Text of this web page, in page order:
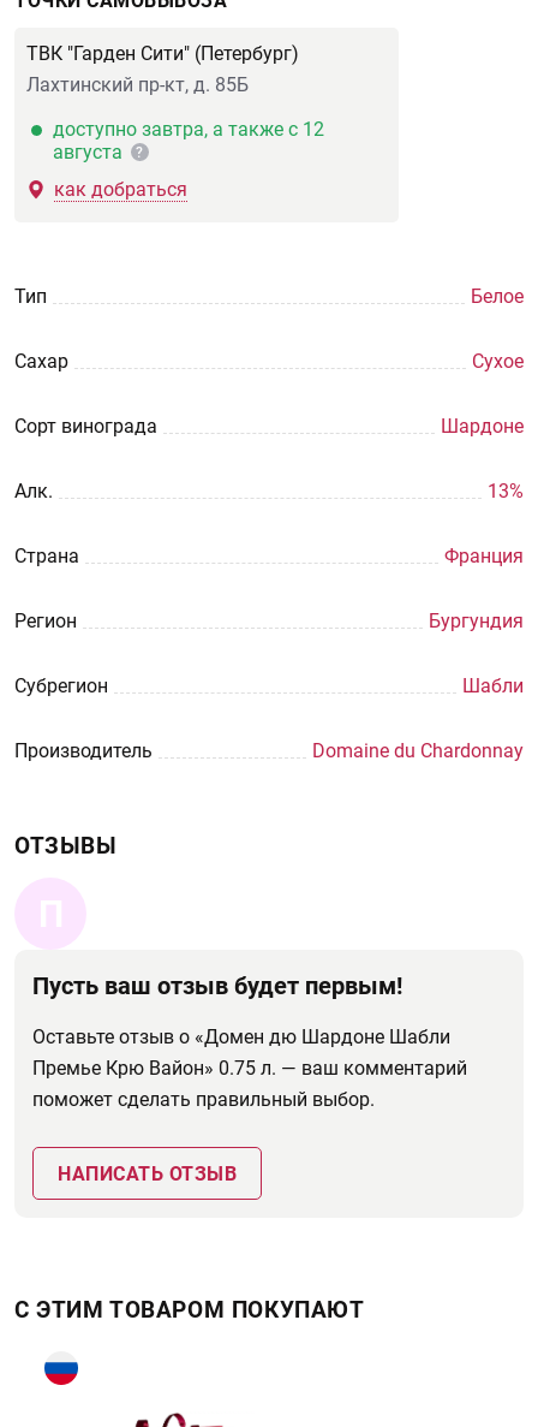
ТВК "Гарден Сити" (Петербург)
Лахтинский пр-кт, д. 85Б
доступно завтра, а также с 12
августа
?
как добраться
Тип Белое
Сахар Сухое
Сорт винограда Шардоне
Aлк. 13%
Страна Франция
Регион Бургундия
Субрегион Шабли
Производитель Domaine du Chardonnay
ОТЗЫВЫ
П
Пусть ваш отзыв будет первым!
Оставьте отзыв о «Домен дю Шардоне Шабли
Премье Крю Вайон» 0.75 л. — ваш комментарий
поможет сделать правильный выбор.
НАПИСАТЬ ОТЗЫВ
С ЭТИМ ТОВАРОМ ПОКУПАЮТ